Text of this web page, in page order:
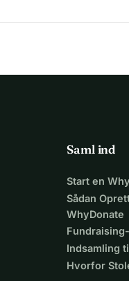
Saml ind
Start en
Sådan
WhyDonate
Indsamling
Hvorfor